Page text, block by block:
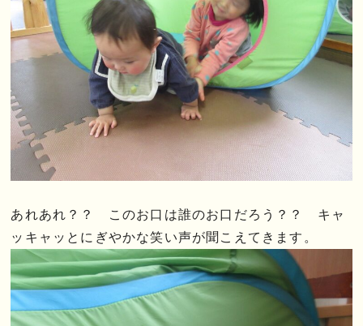
あれあれ？？ このお口は誰のお口だろう？？ キャ
ッキャッとにぎやかな笑い声が聞こえてきます。